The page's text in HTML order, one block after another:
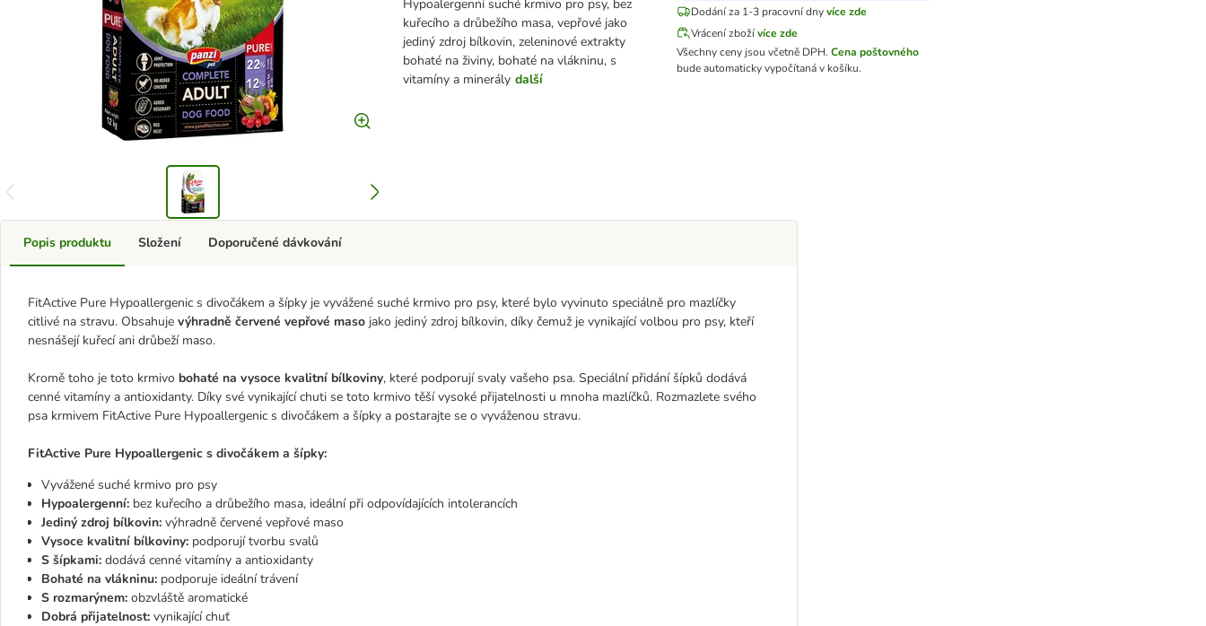
Hypoalergenní suché krmivo pro psy, bez
kuřecího a drůbežího masa, vepřové jako
jediný zdroj bílkovin, zeleninové extrakty
bohaté na živiny, bohaté na vlákninu, s
vitamíny a minerály další
Dodání za 1-3 pracovní dny více zde
Vrácení zbožívíce zde
Všechny ceny jsou včetně DPH. Cena poštovného
bude automaticky vypočítaná v košíku.
Popis produktu
FitActive Pure Hypoallergenic s divočákem a šípky je vyvážené suché krmivo pro psy, které bylo vyvinuto speciálně pro mazlíčky
citlivé na stravu. Obsahuje výhradně červené vepřové maso jako jediný zdroj bílkovin, díky čemuž je vynikající volbou pro psy, kteří
nesnášejí kuřecí ani drůbeží maso.
Kromě toho je toto krmivo bohaté na vysoce kvalitní bílkoviny, které podporují svaly vašeho psa. Speciální přidání šípků dodává
cenné vitamíny a antioxidanty. Díky své vynikající chuti se toto krmivo těší vysoké přijatelnosti u mnoha mazlíčků. Rozmazlete svého
psa krmivem FitActive Pure Hypoallergenic s divočákem a šípky a postarajte se o vyváženou stravu.
FitActive Pure Hypoallergenic s divočákem a šípky:
Vyvážené suché krmivo pro psy
Hypoalergenní: bez kuřecího a drůbežího masa, ideální při odpovídajících intolerancích
Jediný zdroj bílkovin: výhradně červené vepřové maso
Vysoce kvalitní bílkoviny: podporují tvorbu svalů
S šípkami: dodává cenné vitamíny a antioxidanty
Bohaté na vlákninu: podporuje ideální trávení
S rozmarýnem: obzvláště aromatické
Dobrá přijatelnost: vynikající chuť
Složení Doporučené dávkování